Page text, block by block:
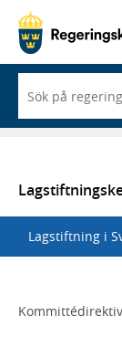
du
börjar
skriva
en
lista
med
sökförslag
Lagstiftning i